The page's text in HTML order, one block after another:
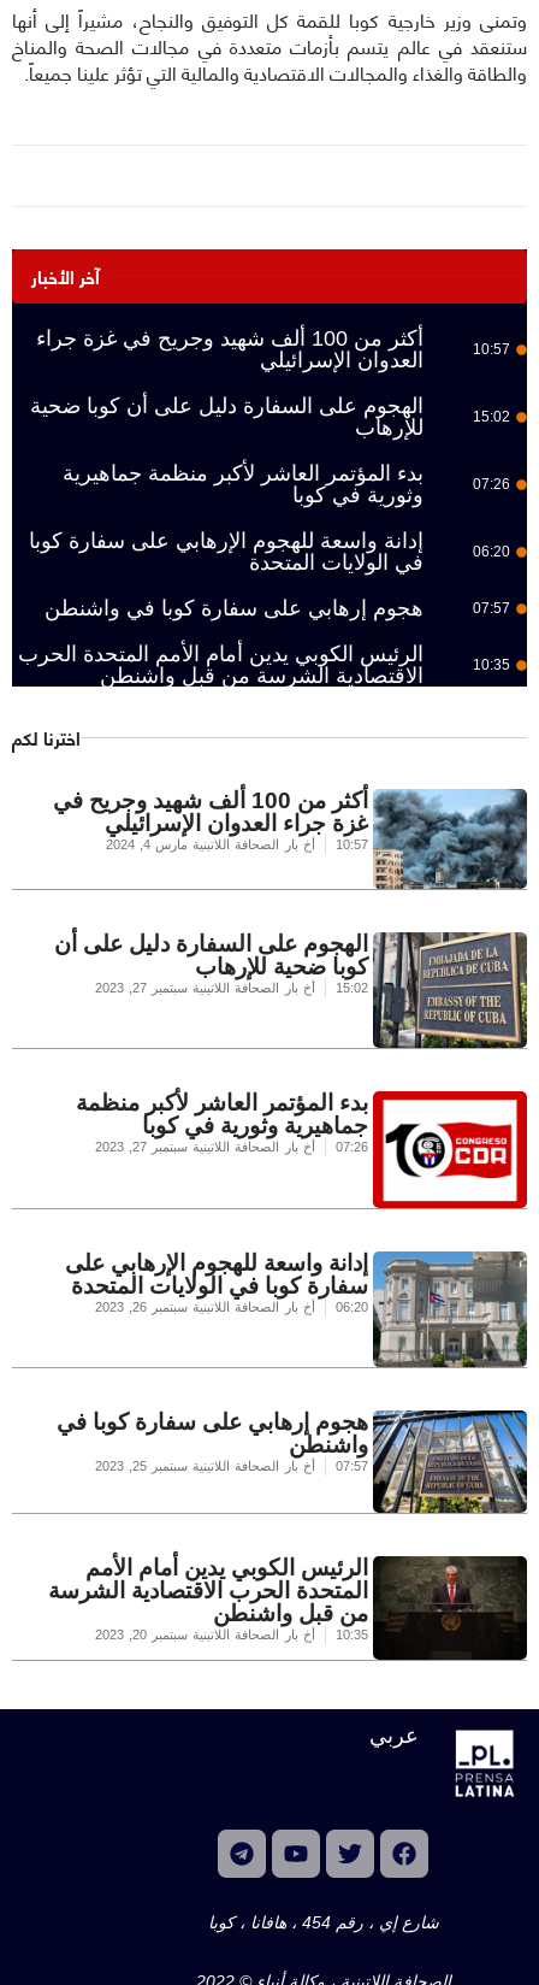
وتمنى وزير خارجية كوبا للقمة كل التوفيق والنجاح، مشيراً إلى أنها
ستنعقد في عالم يتسم بأزمات متعددة في مجالات الصحة والمناخ
والطاقة والغذاء والمجالات الاقتصادية والمالية التي تؤثر علينا جميعاً.
آخر الأخبار
10:57
أكثر من 100 ألف شهيد وجريح في غزة جراء
العدوان الإسرائيلي
15:02
الهجوم على السفارة دليل على أن كوبا ضحية
للإرهاب
07:26
بدء المؤتمر العاشر لأكبر منظمة جماهيرية
وثورية في كوبا
06:20
إدانة واسعة للهجوم الإرهابي على سفارة كوبا
في الولايات المتحدة
07:57 هجوم إرهابي على سفارة كوبا في واشنطن
10:35
الرئيس الكوبي يدين أمام الأمم المتحدة الحرب
الاقتصادية الشرسة من قبل واشنطن
اخترنا لكم
أكثر من 100 ألف شهيد وجريح في
غزة جراء العدوان الإسرائيلي
10:57 أخ بار الصحافة اللاتينية مارس 4, 2024
الهجوم على السفارة دليل على أن
كوبا ضحية للإرهاب
15:02 أخ بار الصحافة اللاتينية سبتمبر 27, 2023
بدء المؤتمر العاشر لأكبر منظمة
جماهيرية وثورية في كوبا
07:26 أخ بار الصحافة اللاتينية سبتمبر 27, 2023
إدانة واسعة للهجوم الإرهابي على
سفارة كوبا في الولايات المتحدة
06:20 أخ بار الصحافة اللاتينية سبتمبر 26, 2023
هجوم إرهابي على سفارة كوبا في
واشنطن
07:57 أخ بار الصحافة اللاتينية سبتمبر 25, 2023
الرئيس الكوبي يدين أمام الأمم
المتحدة الحرب الاقتصادية الشرسة
من قبل واشنطن
10:35 أخ بار الصحافة اللاتينية سبتمبر 20, 2023
عربي
شارع إي ، رقم 454 ، هافانا ، كوبا